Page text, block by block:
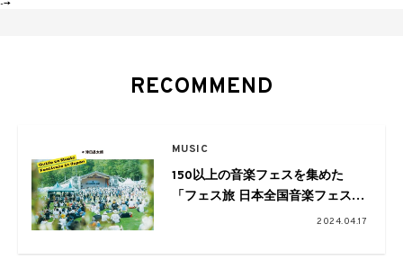
-->
RECOMMEND
MUSIC
150以上の音楽フェスを集めた
「フェス旅 日本全国音楽フェスガ
2024.04.17